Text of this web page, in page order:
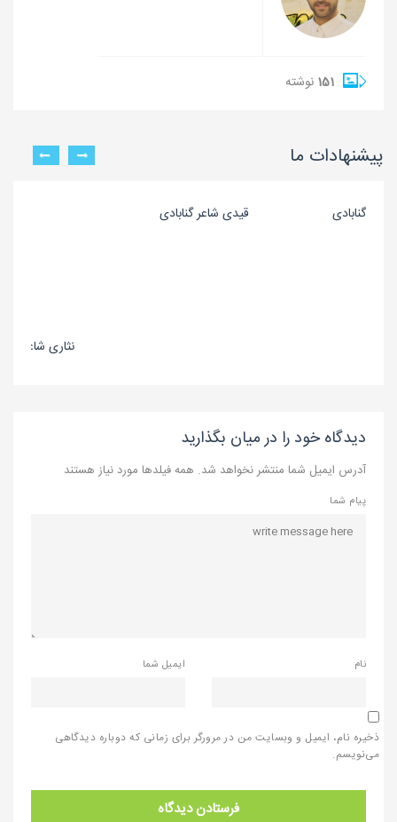
151 نوشته
پیشنهادات ما
نثاری شاعر
قیدی شاعر گنابادی گنابادی
دیدگاه خود را در میان بگذارید
آدرس ایمیل شما منتشر نخواهد شد. همه فیلدها مورد نیاز هستند
پیام شما
نام ایمیل شما
ذخیره نام، ایمیل و وبسایت من در مرورگر برای زمانی که دوباره دیدگاهی
می‌نویسم.